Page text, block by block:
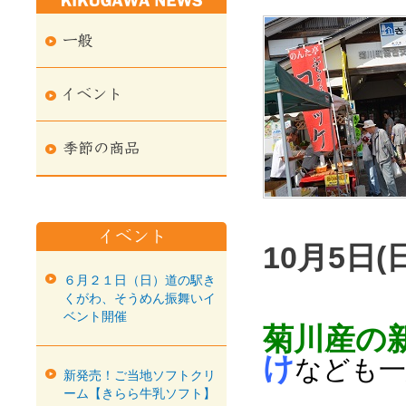
10月5日(
菊川産の
けなども
６月２１日（日）道の駅き
くがわ、そうめん振舞いイ
ベント開催
新発売！ご当地ソフトクリ
ーム【きらら牛乳ソフト】